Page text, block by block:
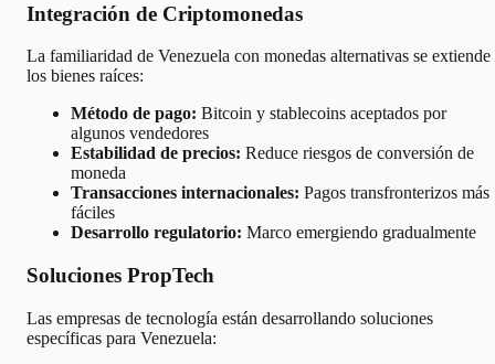
Integración de Criptomonedas
La familiaridad de Venezuela con monedas alternativas se extiende
los bienes raíces:
Método de pago: Bitcoin y stablecoins aceptados por
algunos vendedores
Estabilidad de precios: Reduce riesgos de conversión de
moneda
Transacciones internacionales: Pagos transfronterizos más
fáciles
Desarrollo regulatorio: Marco emergiendo gradualmente
Soluciones PropTech
Las empresas de tecnología están desarrollando soluciones
específicas para Venezuela: